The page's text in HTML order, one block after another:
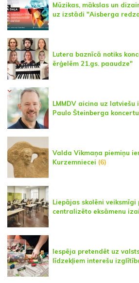
Mūzikas, mākslas un
uz izstādi "Aisberga
Lutera baznīcā notiks
ērģelēm 21.gs. paaudze"
LMMDV aicina uz latviešu
Paulo Šteinberga koncertu
Valda Vikmaņa piemiņu
Kurzemniecei (6)
Liepājas skolēni veiksmīgi
centralizēto eksāmenu
Iespēja pretendēt uz
līdzekļiem interešu